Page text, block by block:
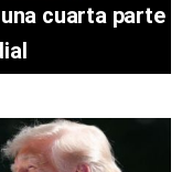
cuarta parte